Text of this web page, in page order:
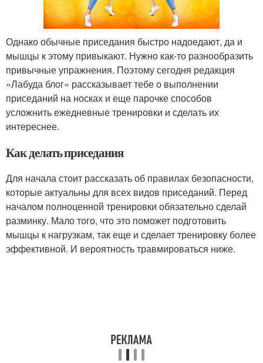
Однако обычные приседания быстро надоедают, да и
мышцы к этому привыкают. Нужно как-то разнообразить
привычные упражнения. Поэтому сегодня редакция
«Лабуда блог» рассказывает тебе о выполнении
приседаний на носках и еще парочке способов
усложнить ежедневные тренировки и сделать их
интереснее.
Как делать приседания
Для начала стоит рассказать об правилах безопасности,
которые актуальны для всех видов приседаний. Перед
началом полноценной тренировки обязательно сделай
разминку. Мало того, что это поможет подготовить
мышцы к нагрузкам, так еще и сделает тренировку более
эффективной. И вероятность травмироваться ниже.